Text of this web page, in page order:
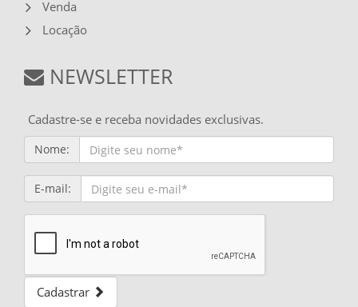
Venda
Locação
NEWSLETTER
Cadastre-se e receba novidades exclusivas.
Nome:
E-mail:
Cadastrar